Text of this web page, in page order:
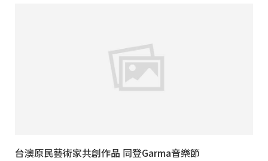
台澳原民藝術家共創作品 同登Garma音樂節